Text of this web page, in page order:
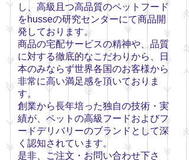
し、高級且つ高品質のペットフード
をhusseの研究センターにて商品開
発しております。
商品の宅配サービスの精神や、品質
に対する徹底的なこだわりから、日
本のみならず世界各国のお客様から
非常に高い満足感を頂いておりま
す。
創業から長年培った独自の技術・実
績が、ペットの高級フードおよびフ
ードデリバリーのブランドとして深
く認知されています。
是非、ご注文・お問い合わせ下さ